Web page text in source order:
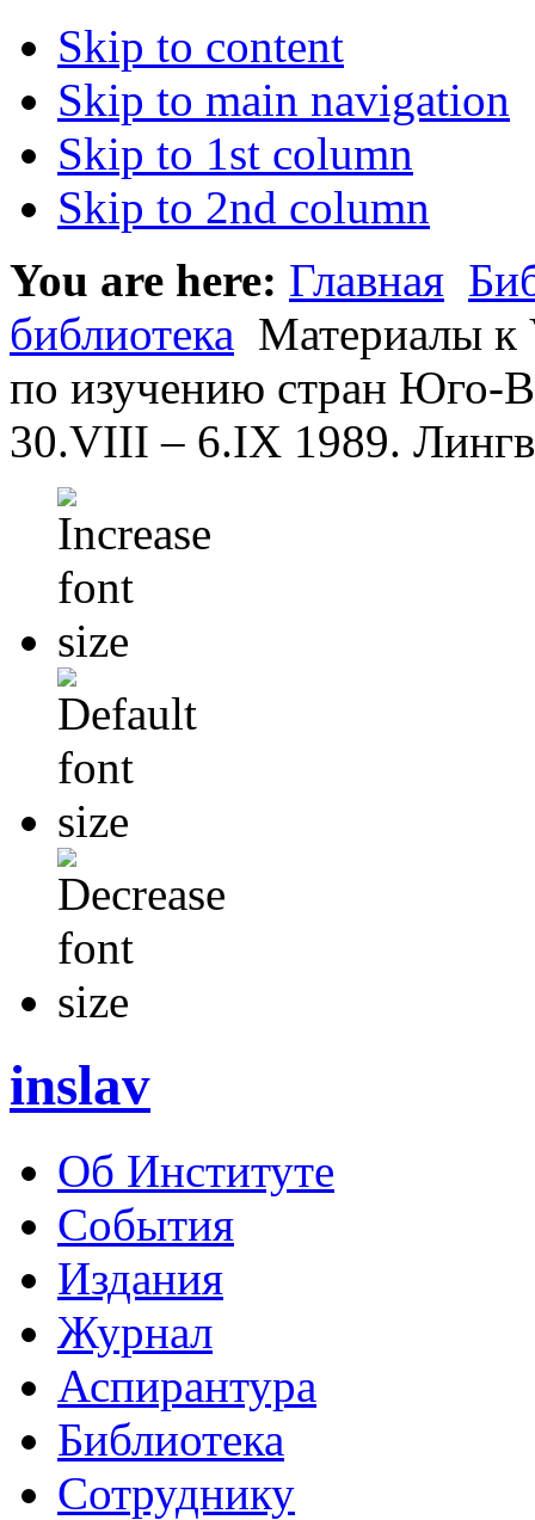
Skip to content
Skip to main navigation
Skip to 1st column
Skip to 2nd column
You are here: Главная
библиотека Материалы к
по изучению стран Юго-
30.VIII – 6.IX 1989.
inslav
Об Институте
События
Издания
Журнал
Аспирантура
Библиотека
Сотруднику